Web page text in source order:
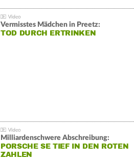
Vermisstes Mädchen in Preetz:
TOD DURCH ERTRINKEN
Milliardenschwere Abschreibung:
PORSCHE SE TIEF IN DEN ROTEN
ZAHLEN